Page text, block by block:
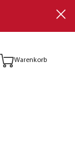
Warenkorb